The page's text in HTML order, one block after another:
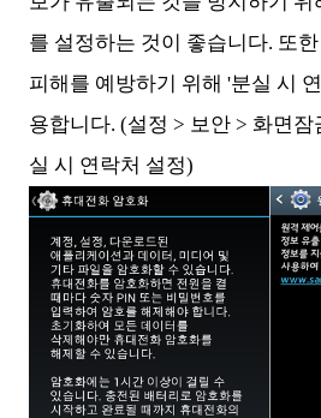
를 설정하는 것이 좋습니다. 또
피해를 예방하기 위해 '분실 시
용합니다. (설정 > 보안 > 화면
실 시 연락처 설정)